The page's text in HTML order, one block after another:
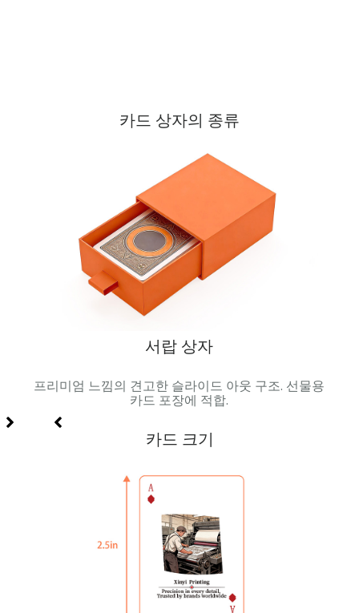
카드 상자의 종류
서랍 상자
프리미엄 느낌의 견고한 슬라이드 아웃 구조. 선물용
카드 포장에 적합.
카드 크기